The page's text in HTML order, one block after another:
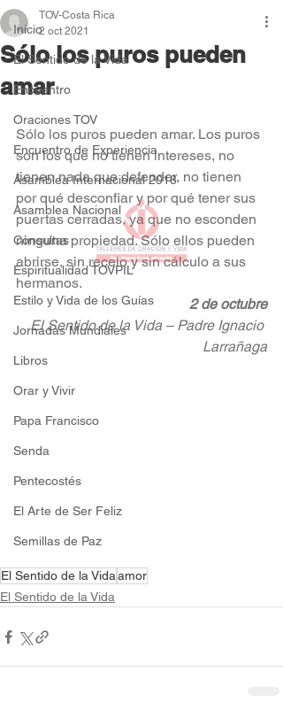
Inicio
El Sentido de la Vida
Encuentro
Oraciones TOV
Encuentro de Experiencia
Asamblea Internacional 2018
Asamblea Nacional
Consultas
Espiritualidad TOVPIL
Estilo y Vida de los Guías
Jornadas Mundiales
Libros
Orar y Vivir
Papa Francisco
Senda
Pentecostés
El Arte de Ser Feliz
Semillas de Paz
Sólo los puros pueden
amar
TOV-Costa Rica
2 oct 2021
Sólo los puros pueden amar. Los puros
son los que no tienen intereses, no
tienen nada que defender, no tienen
por qué desconfiar y por qué tener sus
puertas cerradas, ya que no esconden
ninguna propiedad. Sólo ellos pueden
abrirse, sin recelo y sin cálculo a sus
hermanos.
2 de octubre
El Sentido de la Vida – Padre Ignacio
Larrañaga
El Sentido de la Vidaamor
El Sentido de la Vida